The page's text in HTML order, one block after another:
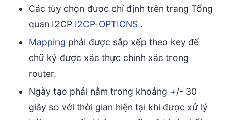
Các tùy chọn được chỉ định trên trang Tổng
quan I2CP I2CP-OPTIONS .
Mapping phải được sắp xếp theo key để
chữ ký được xác thực chính xác trong
router.
Ngày tạo phải nằm trong khoảng +/- 30
giây so với thời gian hiện tại khi được xử lý